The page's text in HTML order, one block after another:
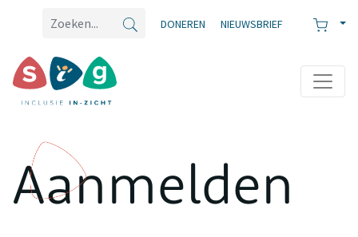
DONEREN NIEUWSBRIEF
Aanmelden